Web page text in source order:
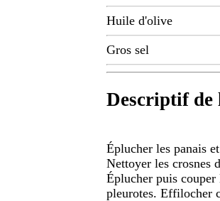
Huile d'olive
Gros sel
Descriptif de
Éplucher les panais
Nettoyer les crosnes
Éplucher puis couper
pleurotes. Effilocher